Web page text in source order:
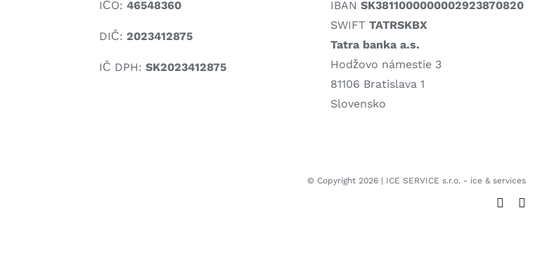
IČO:46548360
DIČ:2023412875
IČ DPH:SK2023412875
IBAN SK3811000000002923870820
SWIFT TATRSKBX
Tatra banka a.s.
Hodžovo námestie 3
81106 Bratislava 1
Slovensko
© Copyright 2026 | ICE SERVICE s.r.o. - ice & services